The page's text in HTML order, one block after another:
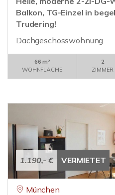
Balkon, TG-Einzel in
Trudering!
Dachgeschosswohnung
66 m²
WOHNFLÄCHE
2
ZIMMER
1.190,- € VERMIETET
München